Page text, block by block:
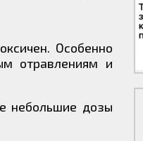
Особенно
отравлениям и
небольшие дозы